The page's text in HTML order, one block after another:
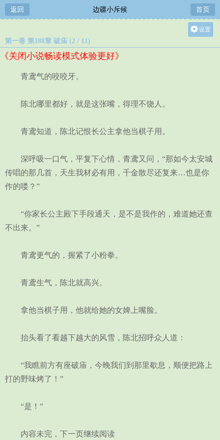
返回 边疆小斥候 首页
设置
第一卷 第188章 破庙 (2 / 11)
《关闭小说畅读模式体验更好》
青鸢气的咬咬牙。
陈北哪里都好，就是这张嘴，得理不饶人。
青鸢知道，陈北记恨长公主拿他当棋子用。
深呼吸一口气，平复下心情，青鸢又问，“那如今太安城
传唱的那几首，天生我材必有用，千金散尽还复来…也是你
作的喽？”
“你家长公主殿下手段通天，是不是我作的，难道她还查
不出来。”
青鸢更气的，握紧了小粉拳。
青鸢生气，陈北就高兴。
拿他当棋子用，他就给她的女婢上嘴脸。
抬头看了看越下越大的风雪，陈北招呼众人道：
“我瞧前方有座破庙，今晚我们到那里歇息，顺便把路上
打的野味烤了！”
“是！”
内容未完，下一页继续阅读